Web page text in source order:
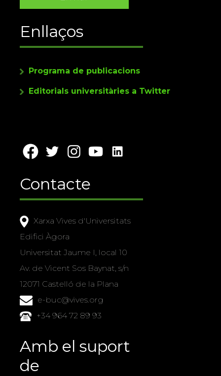
Enllaços
Programa de publicacions
Editorials universitàries a Twitter
Contacte
Xarxa Vives d'Universitats
Edifici Àgora
Universitat Jaume I, local 10
Av. de Vicent Sos Baynat, s/n
12071 Castelló de la Plana
e-buc@vives.org
+34 964 72 89 93
Amb el suport
de